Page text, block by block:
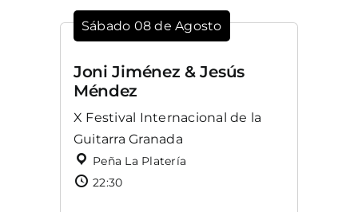
Sábado 08 de Agosto
Joni Jiménez & Jesús
Méndez
X Festival Internacional de la
Guitarra Granada
Peña La Platería
22:30